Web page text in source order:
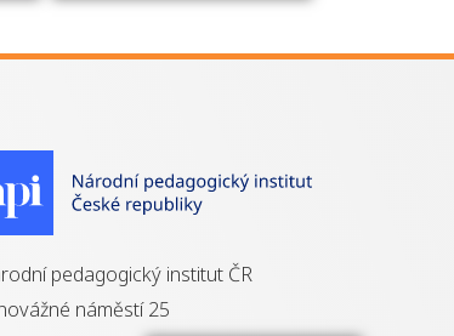
pedagogický institut ČR
náměstí 25